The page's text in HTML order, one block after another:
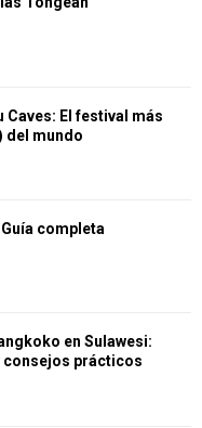
Caves: El festival más
del mundo
completa
en Sulawesi:
consejos prácticos